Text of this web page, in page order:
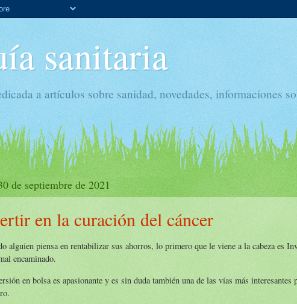
sanitaria
a artículos sobre sanidad, novedades, informaciones
de septiembre de 2021
en la curación del cáncer
alguien piensa en rentabilizar sus ahorros, lo primero que le viene a la cabeza es
encaminado.
en bolsa es apasionante y es sin duda también una de las vías más interesantes